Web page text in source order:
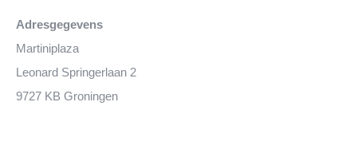
Adresgegevens
Martiniplaza
Leonard Springerlaan 2
9727 KB Groningen